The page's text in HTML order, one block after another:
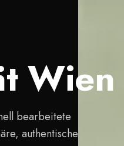
Wien
bearbeitete
authentische